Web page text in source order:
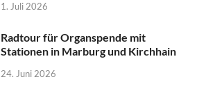
1. Juli 2026
Radtour für Organspende mit
Stationen in Marburg und Kirchhain
24. Juni 2026